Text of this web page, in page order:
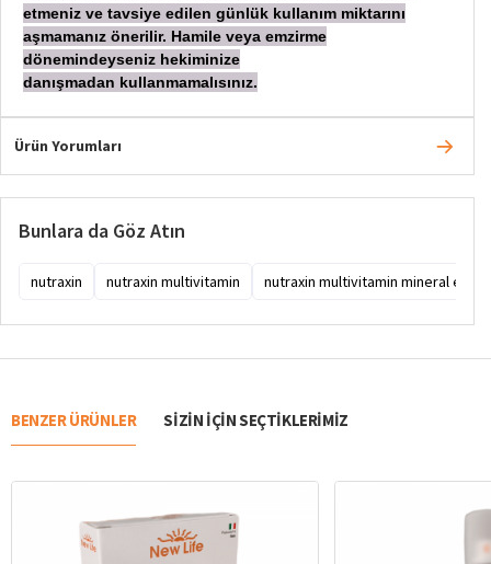
etmeniz ve tavsiye edilen günlük kullanım miktarını
aşmamanız önerilir. Hamile veya emzirme
dönemindeyseniz hekiminize
danışmadan kullanmamalısınız.
Ürün Yorumları
Bunlara da Göz Atın
nutraxin nutraxin multivitamin nutraxin multivitamin mineral
BENZER ÜRÜNLER SIZIN IÇIN SEÇTIKLERIMIZ